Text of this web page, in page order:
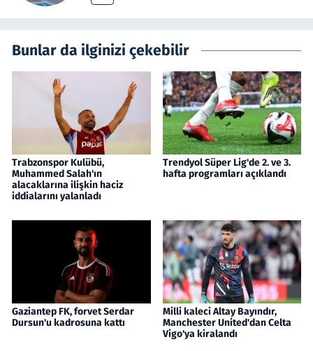
Bunlar da ilginizi çekebilir
Trabzonspor Kulübü,
Muhammed Salah'ın
alacaklarına ilişkin haciz
iddialarını yalanladı
Trendyol Süper Lig'de 2. ve 3.
hafta programları açıklandı
Gaziantep FK, forvet Serdar
Dursun'u kadrosuna kattı
Milli kaleci Altay Bayındır,
Manchester United'dan Celta
Vigo'ya kiralandı